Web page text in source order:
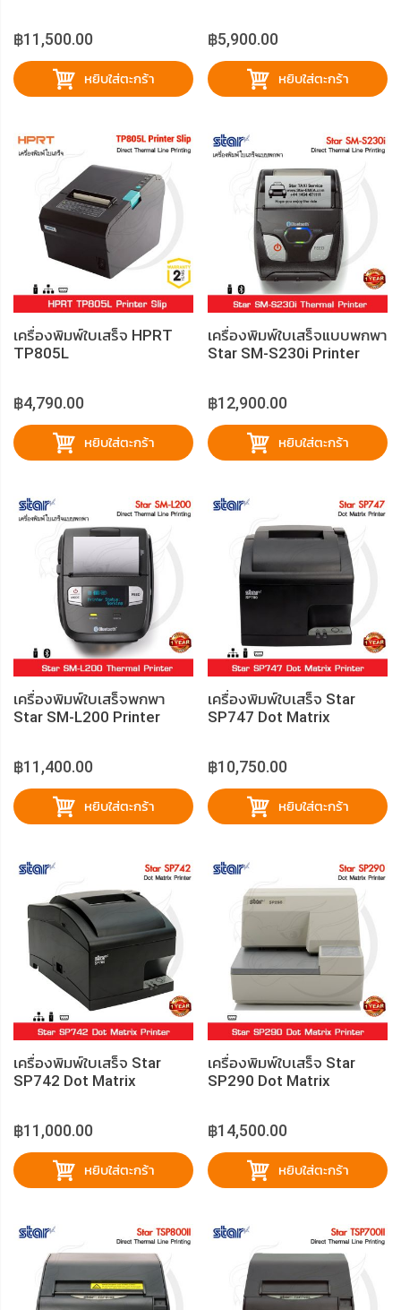
฿11,500.00
หยิบใส่ตะกร้า
฿5,900.00
หยิบใส่ตะกร้า
เครื่องพิมพ์ใบเสร็จ HPRT
TP805L
฿4,790.00
หยิบใส่ตะกร้า
เครื่องพิมพ์ใบเสร็จแบบพกพา
Star SM-S230i Printer
฿12,900.00
หยิบใส่ตะกร้า
เครื่องพิมพ์ใบเสร็จพกพา
Star SM-L200 Printer
฿11,400.00
หยิบใส่ตะกร้า
เครื่องพิมพ์ใบเสร็จ Star
SP747 Dot Matrix
฿10,750.00
หยิบใส่ตะกร้า
เครื่องพิมพ์ใบเสร็จ Star
SP742 Dot Matrix
฿11,000.00
หยิบใส่ตะกร้า
เครื่องพิมพ์ใบเสร็จ Star
SP290 Dot Matrix
฿14,500.00
หยิบใส่ตะกร้า